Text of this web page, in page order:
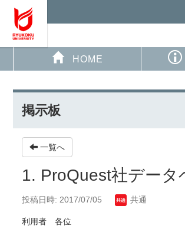
HOME
掲示板
一覧へ
1. ProQuest社デー
投稿日時: 2017/07/05 共通
利用者 各位